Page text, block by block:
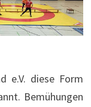
e.V. diese Form
Bemühungen